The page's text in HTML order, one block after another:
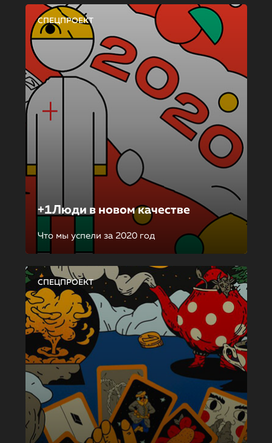
СПЕЦПРОЕКТ
+1Люди в новом качестве
Что мы успели за 2020 год
СПЕЦПРОЕКТ